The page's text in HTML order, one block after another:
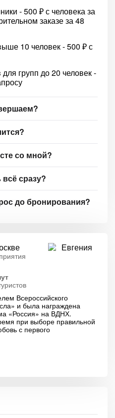
- 500 ₽ с человека за
заказе за 48
10 человек - 500 ₽ с
групп до 20 человек -
со мной?
сразу?
до бронирования?
Всероссийского
и была награждена
«Россия» на ВДНХ.
при выборе правильной
с первого